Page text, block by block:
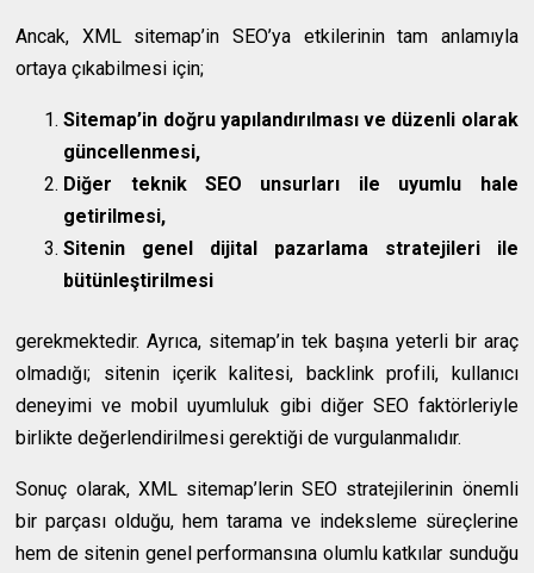
Ancak, XML sitemap’in SEO’ya etkilerinin tam anlamıyla
ortaya çıkabilmesi için;
Sitemap’in doğru yapılandırılması ve düzenli olarak
güncellenmesi,
Diğer teknik SEO unsurları ile uyumlu hale
getirilmesi,
Sitenin genel dijital pazarlama stratejileri ile
bütünleştirilmesi
gerekmektedir. Ayrıca, sitemap’in tek başına yeterli bir araç
olmadığı; sitenin içerik kalitesi, backlink profili, kullanıcı
deneyimi ve mobil uyumluluk gibi diğer SEO faktörleriyle
birlikte değerlendirilmesi gerektiği de vurgulanmalıdır.
Sonuç olarak, XML sitemap’lerin SEO stratejilerinin önemli
bir parçası olduğu, hem tarama ve indeksleme süreçlerine
hem de sitenin genel performansına olumlu katkılar sunduğu